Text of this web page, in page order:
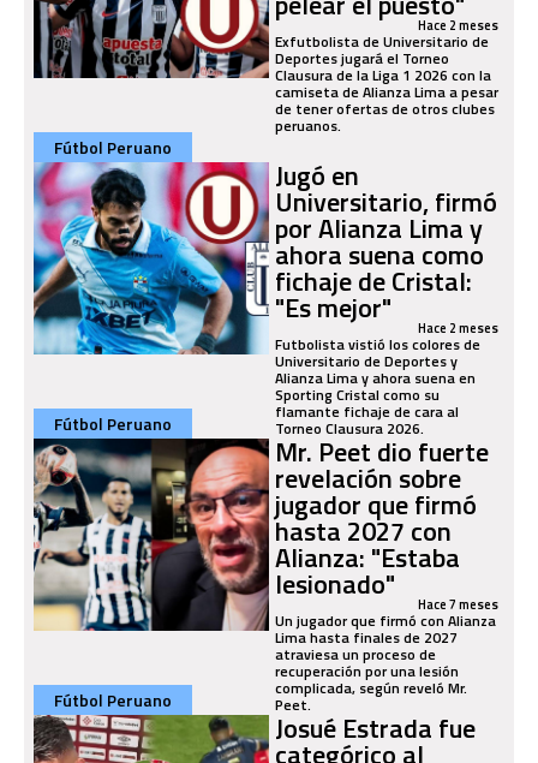
Hace 2 meses
Exfutbolista de Universitario de
Deportes jugará el Torneo
Clausura de la Liga 1 2026 con la
camiseta de Alianza Lima a pesar
de tener ofertas de otros clubes
peruanos.
Fútbol Peruano
Jugó en
Universitario, firmó
por Alianza Lima y
ahora suena como
fichaje de Cristal:
"Es mejor" Hace 2 meses
Futbolista vistió los colores de
Universitario de Deportes y
Alianza Lima y ahora suena en
Sporting Cristal como su
flamante fichaje de cara al
Torneo Clausura 2026.
Fútbol Peruano
Mr. Peet dio fuerte
revelación sobre
jugador que firmó
hasta 2027 con
Alianza: "Estaba
lesionado" Hace 7 meses
Un jugador que firmó con Alianza
Lima hasta finales de 2027
atraviesa un proceso de
recuperación por una lesión
complicada, según reveló Mr.
Peet.
Fútbol Peruano
Josué Estrada fue
categórico al